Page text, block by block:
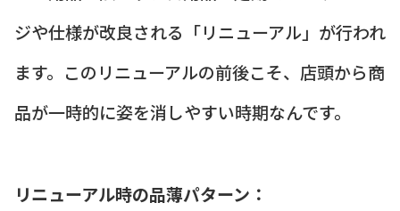
ジや仕様が改良される「リニューアル」が行われ
ます。このリニューアルの前後こそ、店頭から商
品が一時的に姿を消しやすい時期なんです。
リニューアル時の品薄パターン：